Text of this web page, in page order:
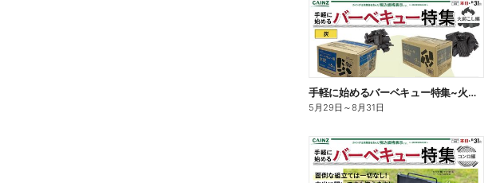
手軽に始めるバーベキュー特集~火起こし編~
5月29日 ～8月31日